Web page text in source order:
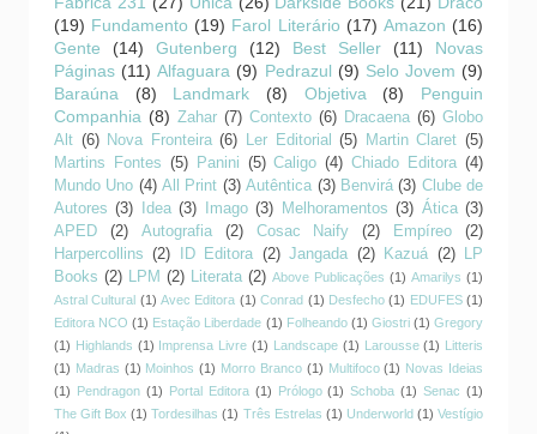
(19) Fundamento (19) Farol Literário (17) Amazon (16)
Gente
(14) Gutenberg (12) Best Seller (11)
Novas
Páginas (11) Alfaguara (9) Pedrazul (9) Selo Jovem (9)
Baraúna
(8) Landmark (8) Objetiva (8)
Penguin
Companhia (8) Zahar (7) Contexto (6) Dracaena (6) Globo
Alt (6) Nova Fronteira (6) Ler Editorial (5) Martin Claret (5)
Martins Fontes (5) Panini (5) Caligo (4) Chiado Editora (4)
Mundo Uno (4) All Print (3) Autêntica (3) Benvirá (3) Clube de
Autores (3) Idea (3) Imago (3) Melhoramentos (3) Ática (3)
APED
(2) Autografia (2) Cosac Naify (2) Empíreo
(2)
Harpercollins
(2) ID Editora (2) Jangada (2) Kazuá (2)
LP
Books (2) LPM (2) Literata (2) Above Publicações (1) Amarilys (1)
Astral Cultural (1) Avec Editora (1) Conrad (1) Desfecho (1) EDUFES (1)
Editora NCO (1) Estação Liberdade (1) Folheando (1) Giostri (1) Gregory
(1) Highlands (1) Imprensa Livre (1) Landscape (1) Larousse (1)
Litteris
(1) Madras (1) Moinhos (1) Morro Branco (1) Multifoco (1) Novas Ideias
(1)
Pendragon (1) Portal Editora (1) Prólogo (1) Schoba (1) Senac (1)
The Gift Box (1) Tordesilhas (1) Três Estrelas (1) Underworld (1) Vestígio